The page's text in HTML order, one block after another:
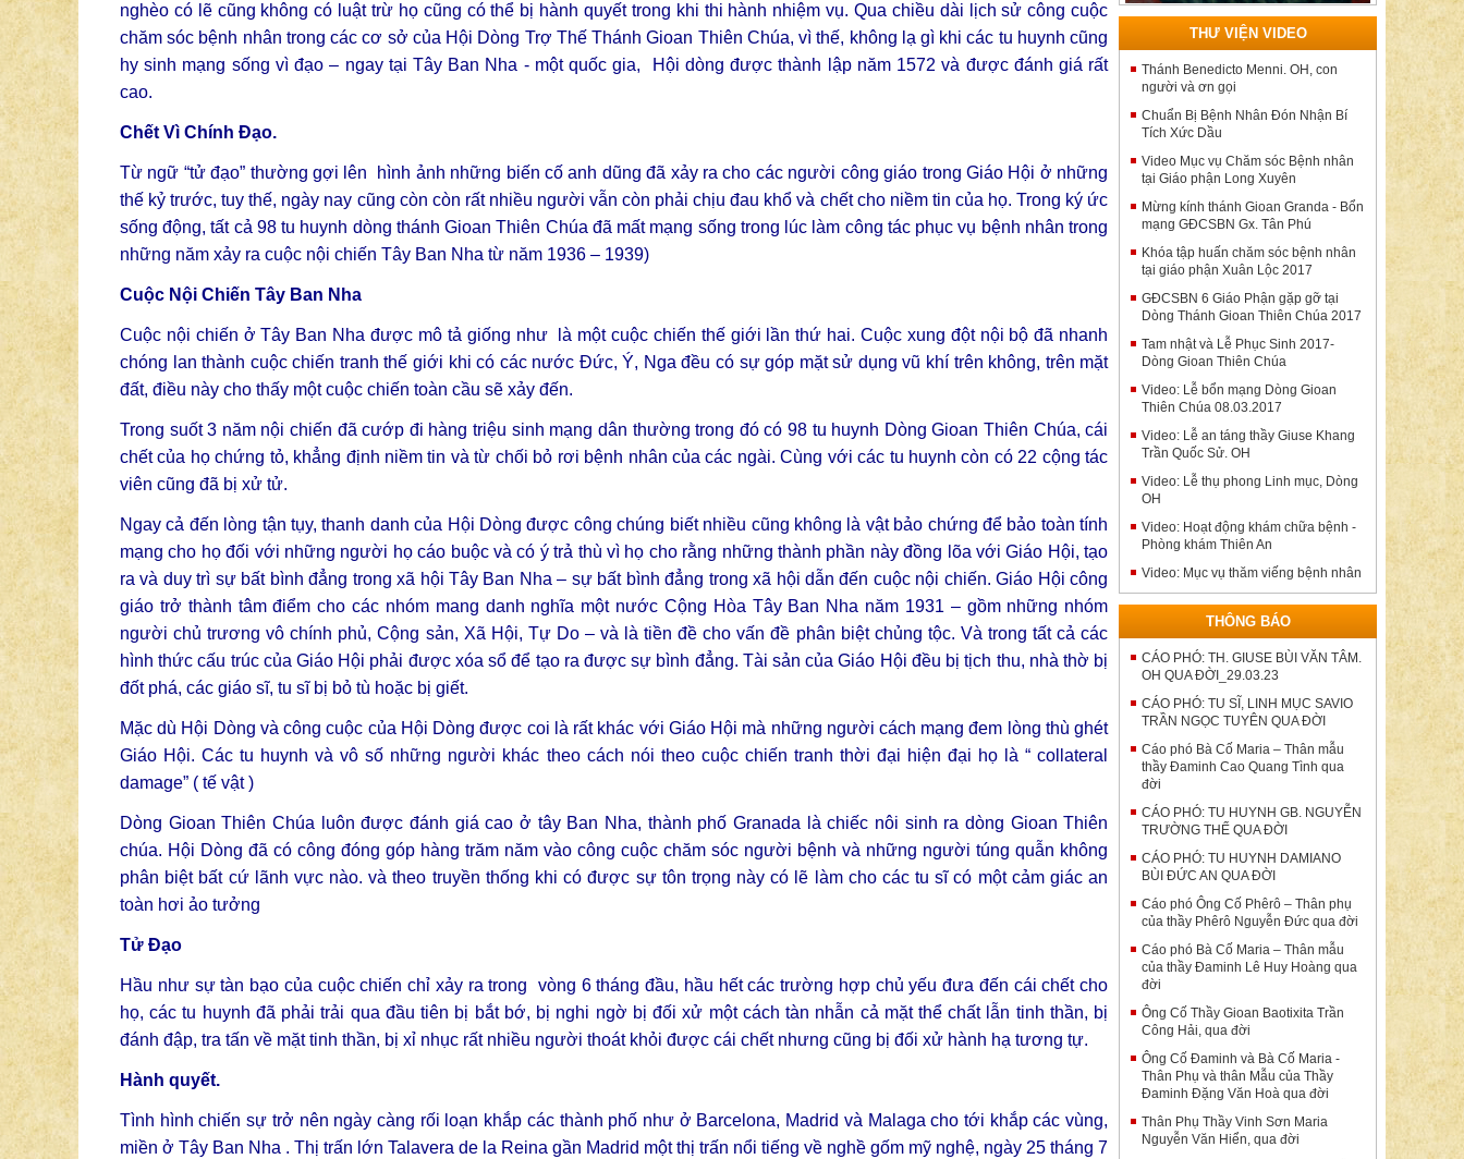
nghèo có lẽ cũng không có luật trừ họ cũng có thể bị hành quyết trong khi thi hành nhiệm vụ. Qua chiều dài lịch sử công cuộc
chăm sóc bệnh nhân trong các cơ sở của Hội Dòng Trợ Thế Thánh Gioan Thiên Chúa, vì thế, không lạ gì khi các tu huynh cũng
hy sinh mạng sống vì đạo – ngay tại Tây Ban Nha - một quốc gia, Hội dòng được thành lập năm 1572 và được đánh giá rất
cao.
Chết Vì Chính Đạo.
Từ ngữ “tử đạo” thường gợi lên hình ảnh những biến cố anh dũng đã xảy ra cho các người công giáo trong Giáo Hội ở những
thế kỷ trước, tuy thế, ngày nay cũng còn còn rất nhiều người vẫn còn phải chịu đau khổ và chết cho niềm tin của họ. Trong ký ức
sống động, tất cả 98 tu huynh dòng thánh Gioan Thiên Chúa đã mất mạng sống trong lúc làm công tác phục vụ bệnh nhân trong
những năm xảy ra cuộc nội chiến Tây Ban Nha từ năm 1936 – 1939)
Cuộc Nội Chiến Tây Ban Nha
Cuộc nội chiến ở Tây Ban Nha được mô tả giống như là một cuộc chiến thế giới lần thứ hai. Cuộc xung đột nội bộ đã nhanh
chóng lan thành cuộc chiến tranh thế giới khi có các nước Đức, Ý, Nga đều có sự góp mặt sử dụng vũ khí trên không, trên mặt
đất, điều này cho thấy một cuộc chiến toàn cầu sẽ xảy đến.
Trong suốt 3 năm nội chiến đã cướp đi hàng triệu sinh mạng dân thường trong đó có 98 tu huynh Dòng Gioan Thiên Chúa, cái
chết của họ chứng tỏ, khẳng định niềm tin và từ chối bỏ rơi bệnh nhân của các ngài. Cùng với các tu huynh còn có 22 cộng tác
viên cũng đã bị xử tử.
Ngay cả đến lòng tận tụy, thanh danh của Hội Dòng được công chúng biết nhiều cũng không là vật bảo chứng để bảo toàn tính
mạng cho họ đối với những người họ cáo buộc và có ý trả thù vì họ cho rằng những thành phần này đồng lõa với Giáo Hội, tạo
ra và duy trì sự bất bình đẳng trong xã hội Tây Ban Nha – sự bất bình đẳng trong xã hội dẫn đến cuộc nội chiến. Giáo Hội công
giáo trở thành tâm điểm cho các nhóm mang danh nghĩa một nước Cộng Hòa Tây Ban Nha năm 1931 – gồm những nhóm
người chủ trương vô chính phủ, Cộng sản, Xã Hội, Tự Do – và là tiền đề cho vấn đề phân biệt chủng tộc. Và trong tất cả các
hình thức cấu trúc của Giáo Hội phải được xóa sổ để tạo ra được sự bình đẳng. Tài sản của Giáo Hội đều bị tịch thu, nhà thờ bị
đốt phá, các giáo sĩ, tu sĩ bị bỏ tù hoặc bị giết.
Mặc dù Hội Dòng và công cuộc của Hội Dòng được coi là rất khác với Giáo Hội mà những người cách mạng đem lòng thù ghét
Giáo Hội. Các tu huynh và vô số những người khác theo cách nói theo cuộc chiến tranh thời đại hiện đại họ là “ collateral
damage” ( tế vật )
Dòng Gioan Thiên Chúa luôn được đánh giá cao ở tây Ban Nha, thành phố Granada là chiếc nôi sinh ra dòng Gioan Thiên
chúa. Hội Dòng đã có công đóng góp hàng trăm năm vào công cuộc chăm sóc người bệnh và những người túng quẫn không
phân biệt bất cứ lãnh vực nào. và theo truyền thống khi có được sự tôn trọng này có lẽ làm cho các tu sĩ có một cảm giác an
toàn hơi ảo tưởng
Tử Đạo
Hầu như sự tàn bạo của cuộc chiến chỉ xảy ra trong vòng 6 tháng đầu, hầu hết các trường hợp chủ yếu đưa đến cái chết cho
họ, các tu huynh đã phải trải qua đầu tiên bị bắt bớ, bị nghi ngờ bị đối xử một cách tàn nhẫn cả mặt thể chất lẫn tinh thần, bị
đánh đập, tra tấn về mặt tinh thần, bị xỉ nhục rất nhiều người thoát khỏi được cái chết nhưng cũng bị đối xử hành hạ tương tự.
Hành quyết.
Tình hình chiến sự trở nên ngày càng rối loạn khắp các thành phố như ở Barcelona, Madrid và Malaga cho tới khắp các vùng,
miền ở Tây Ban Nha . Thị trấn lớn Talavera de la Reina gần Madrid một thị trấn nổi tiếng về nghề gốm mỹ nghệ, ngày 25 tháng 7
THƯ VIỆN VIDEO
Thánh Benedicto Menni. OH, con
người và ơn gọi
Chuẩn Bị Bệnh Nhân Đón Nhận Bí
Tích Xức Dầu
Video Mục vụ Chăm sóc Bệnh nhân
tại Giáo phận Long Xuyên
Mừng kính thánh Gioan Granda - Bổn
mạng GĐCSBN Gx. Tân Phú
Khóa tập huấn chăm sóc bệnh nhân
tại giáo phận Xuân Lộc 2017
GĐCSBN 6 Giáo Phận gặp gỡ tại
Dòng Thánh Gioan Thiên Chúa 2017
Tam nhật và Lễ Phục Sinh 2017-
Dòng Gioan Thiên Chúa
Video: Lễ bổn mạng Dòng Gioan
Thiên Chúa 08.03.2017
Video: Lễ an táng thầy Giuse Khang
Trần Quốc Sử. OH
Video: Lễ thụ phong Linh mục, Dòng
OH
Video: Hoạt động khám chữa bệnh -
Phòng khám Thiên An
Video: Mục vụ thăm viếng bệnh nhân
THÔNG BÁO
CÁO PHÓ: TH. GIUSE BÙI VĂN TÂM.
OH QUA ĐỜI_29.03.23
CÁO PHÓ: TU SĨ, LINH MỤC SAVIO
TRẦN NGỌC TUYÊN QUA ĐỜI
Cáo phó Bà Cố Maria – Thân mẫu
thầy Đaminh Cao Quang Tình qua
đời
CÁO PHÓ: TU HUYNH GB. NGUYỄN
TRƯỜNG THẾ QUA ĐỜI
CÁO PHÓ: TU HUYNH DAMIANO
BÙI ĐỨC AN QUA ĐỜI
Cáo phó Ông Cố Phêrô – Thân phụ
của thầy Phêrô Nguyễn Đức qua đời
Cáo phó Bà Cố Maria – Thân mẫu
của thầy Đaminh Lê Huy Hoàng qua
đời
Ông Cố Thầy Gioan Baotixita Trần
Công Hải, qua đời
Ông Cố Đaminh và Bà Cố Maria -
Thân Phụ và thân Mẫu của Thầy
Đaminh Đặng Văn Hoà qua đời
Thân Phụ Thầy Vinh Sơn Maria
Nguyễn Văn Hiển, qua đời